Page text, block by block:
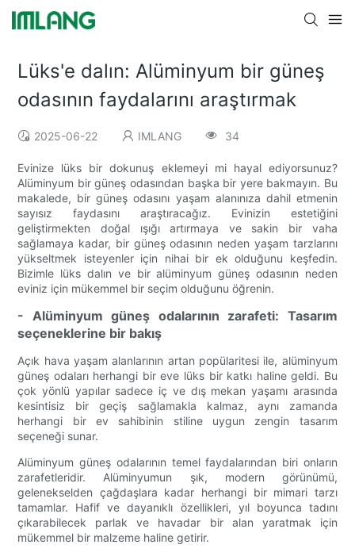
Lüks'e dalın: Alüminyum bir güneş
odasının faydalarını araştırmak
2025-06-22 IMLANG 34
Evinize lüks bir dokunuş eklemeyi mi hayal ediyorsunuz?
Alüminyum bir güneş odasından başka bir yere bakmayın. Bu
makalede, bir güneş odasını yaşam alanınıza dahil etmenin
sayısız faydasını araştıracağız. Evinizin estetiğini
geliştirmekten doğal ışığı artırmaya ve sakin bir vaha
sağlamaya kadar, bir güneş odasının neden yaşam tarzlarını
yükseltmek isteyenler için nihai bir ek olduğunu keşfedin.
Bizimle lüks dalın ve bir alüminyum güneş odasının neden
eviniz için mükemmel bir seçim olduğunu öğrenin.
- Alüminyum güneş odalarının zarafeti: Tasarım
seçeneklerine bir bakış
Açık hava yaşam alanlarının artan popülaritesi ile, alüminyum
güneş odaları herhangi bir eve lüks bir katkı haline geldi. Bu
çok yönlü yapılar sadece iç ve dış mekan yaşamı arasında
kesintisiz bir geçiş sağlamakla kalmaz, aynı zamanda
herhangi bir ev sahibinin stiline uygun zengin tasarım
seçeneği sunar.
Alüminyum güneş odalarının temel faydalarından biri onların
zarafetleridir. Alüminyumun şık, modern görünümü,
gelenekselden çağdaşlara kadar herhangi bir mimari tarzı
tamamlar. Hafif ve dayanıklı özellikleri, yıl boyunca tadını
çıkarabilecek parlak ve havadar bir alan yaratmak için
mükemmel bir malzeme haline getirir.